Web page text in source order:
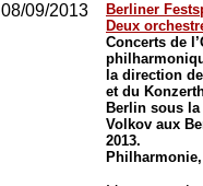
08/09/2013
Berliner
Deux
Concerts de
la direction
et du
Berlin sous
Volkov aux
2013.